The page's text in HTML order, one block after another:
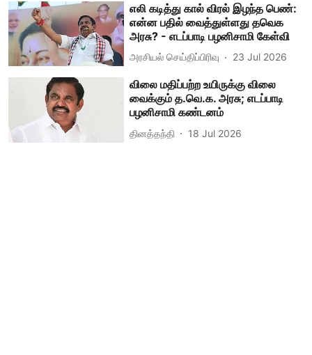
எலி கடித்து கால் விரல் இழந்த பெண்:
என்ன பதில் வைத்துள்ளது தவெக
அரசு? - எடப்பாடி பழனிசாமி கேள்வி
அரசியல் செய்திப்பிரிவு 23 Jul 2026
விலை மதிப்பற்ற உயிருக்கு விலை
வைக்கும் த.வெ.க. அரசு; எடப்பாடி
பழனிசாமி கண்டனம்
தினத்தந்தி 18 Jul 2026